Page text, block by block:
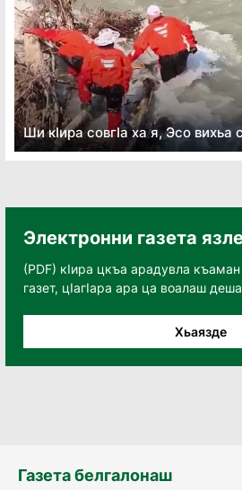
Ши кӏира совгӏа ха я, Эсо вихьа
Электронни газета
(PDF) кӀира цкъа арадувла
газет, цӀагӀара ара ца воалаш
Хьаязде
Газета белгалонаш